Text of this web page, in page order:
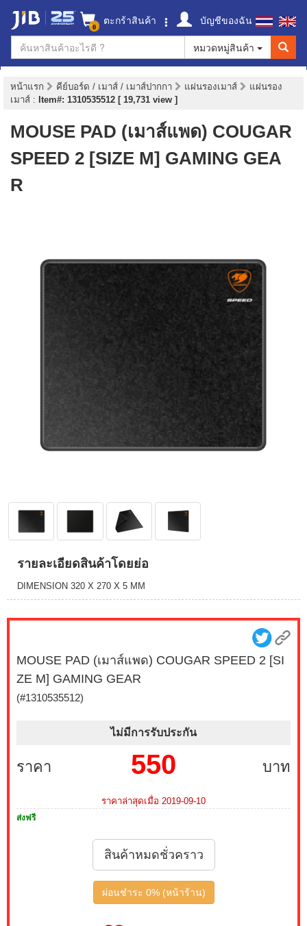
0 ตะกร้าสินค้า
บัญชีของฉัน
หมวดหมู่สินค้า
หน้าแรก คีย์บอร์ด / เมาส์ / เมาส์ปากกา แผ่นรองเมาส์
แผ่นรอง
เมาส์ : Item#: 1310535512 [ 19,731 view ]
MOUSE PAD (เมาส์แพด) COUGAR
SPEED 2 [SIZE M] GAMING GEA
R
รายละเอียดสินค้าโดยย่อ
DIMENSION 320 X 270 X 5 MM
MOUSE PAD (เมาส์แพด) COUGAR SPEED 2 [SI
ZE M] GAMING GEAR
(#1310535512)
ไม่มีการรับประกัน
ราคา บาท
550
ราคาล่าสุดเมื่อ 2019-09-10
ส่งฟรี
สินค้าหมดชั่วคราว
ผ่อนชำระ 0% (หน้าร้าน)